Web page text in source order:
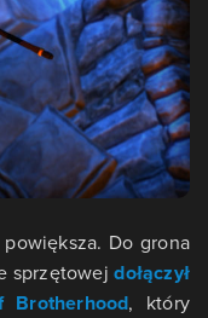
Do grona
sprzętowejdołączył
Brotherhood, który